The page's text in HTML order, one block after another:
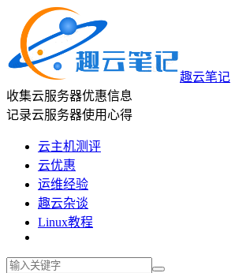
趣云笔记
收集云服务器优惠信息
记录云服务器使用心得
云主机测评
云优惠
运维经验
趣云杂谈
Linux教程